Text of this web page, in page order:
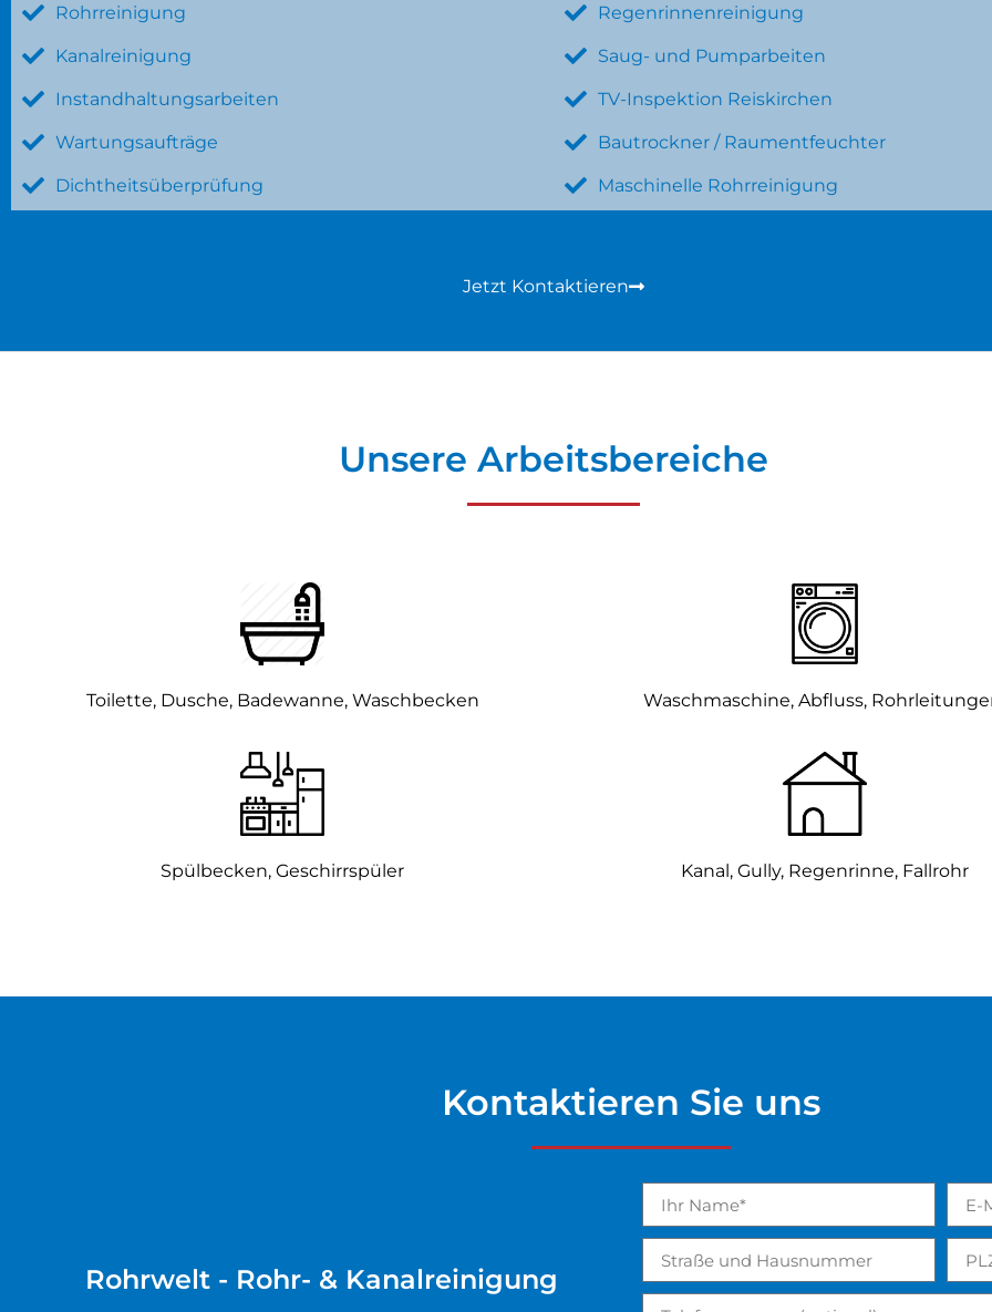
Rohrreinigung
Kanalreinigung
Instandhaltungsarbeiten
Wartungsaufträge
Dichtheitsüberprüfung
Regenrinnenreinigung
Saug- und Pumparbeiten
TV-Inspektion Reiskirchen
Bautrockner / Raumentfeuchter
Maschinelle Rohrreinigung
Jetzt Kontaktieren
Unsere Arbeitsbereiche
Toilette, Dusche, Badewanne, Waschbecken
Spülbecken, Geschirrspüler
Waschmaschine, Abfluss,
Kanal, Gully, Regenrinne, Fallrohr
Kontaktieren Sie uns
Rohrwelt - Rohr- & Kanalreinigung